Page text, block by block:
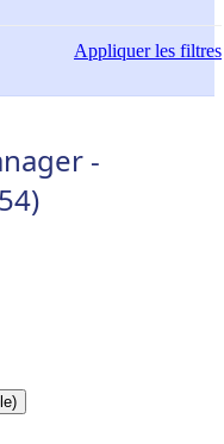
Appliquerles filtres
-